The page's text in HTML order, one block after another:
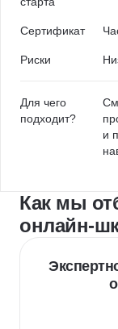
Сертификат
Риски
Для чего
подходит?
и
Как мы
онлайн-